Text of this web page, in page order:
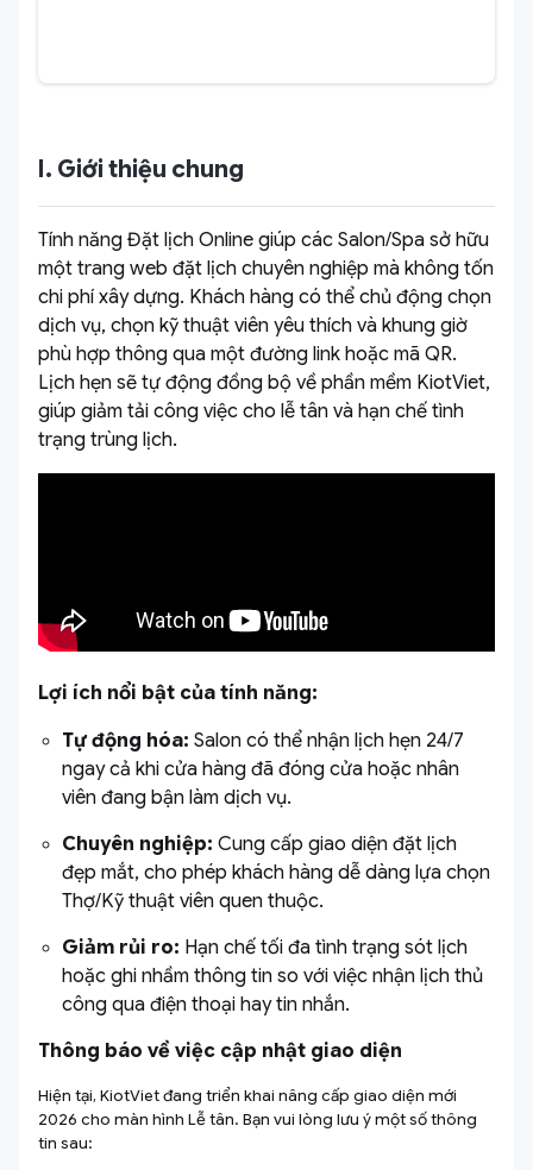
I. Giới thiệu chung
Tính năng Đặt lịch Online giúp các Salon/Spa sở hữu
một trang web đặt lịch chuyên nghiệp mà không tốn
chi phí xây dựng. Khách hàng có thể chủ động chọn
dịch vụ, chọn kỹ thuật viên yêu thích và khung giờ
phù hợp thông qua một đường link hoặc mã QR.
Lịch hẹn sẽ tự động đồng bộ về phần mềm KiotViet,
giúp giảm tải công việc cho lễ tân và hạn chế tình
trạng trùng lịch.
Lợi ích nổi bật của tính năng:
Tự động hóa: Salon có thể nhận lịch hẹn 24/7
ngay cả khi cửa hàng đã đóng cửa hoặc nhân
viên đang bận làm dịch vụ.
Chuyên nghiệp: Cung cấp giao diện đặt lịch
đẹp mắt, cho phép khách hàng dễ dàng lựa chọn
Thợ/Kỹ thuật viên quen thuộc.
Giảm rủi ro: Hạn chế tối đa tình trạng sót lịch
hoặc ghi nhầm thông tin so với việc nhận lịch thủ
công qua điện thoại hay tin nhắn.
Thông báo về việc cập nhật giao diện
Hiện tại, KiotViet đang triển khai nâng cấp giao diện mới
2026 cho màn hình Lễ tân. Bạn vui lòng lưu ý một số thông
tin sau: